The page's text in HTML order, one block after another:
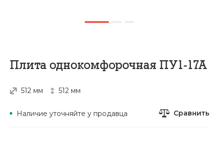
Плита однокомфорочная ПУ1-17А
512 мм 512 мм
Наличие уточняйте у продавца Сравнить